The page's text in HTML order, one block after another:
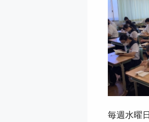
毎週水曜